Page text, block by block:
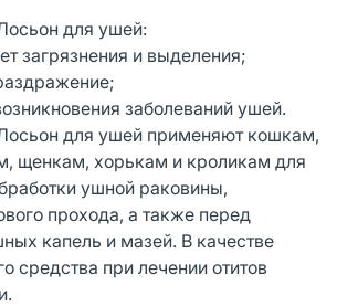
для ушей:
загрязнения и выделения;
заболеваний ушей.
для ушей применяют кошкам,
щенкам, хорькам и кроликам для
ушной раковины,
прохода, а также перед
капель и мазей. В качестве
средства при лечении отитов